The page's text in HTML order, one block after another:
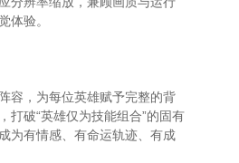
体验。
容，为每位英雄赋予完整的背
打破“英雄仅为技能组合”的固有
为有情感、有命运轨迹、有成